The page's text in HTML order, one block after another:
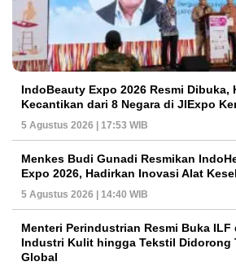
IndoBeauty Expo 2026 Resmi Dibuka,
Kecantikan dari 8 Negara di JIExpo
5 Agustus 2026 | 17:53 WIB
Menkes Budi Gunadi Resmikan
Expo 2026, Hadirkan Inovasi Alat
5 Agustus 2026 | 14:40 WIB
Menteri Perindustrian Resmi Buka ILF
Industri Kulit hingga Tekstil Didorong
Global